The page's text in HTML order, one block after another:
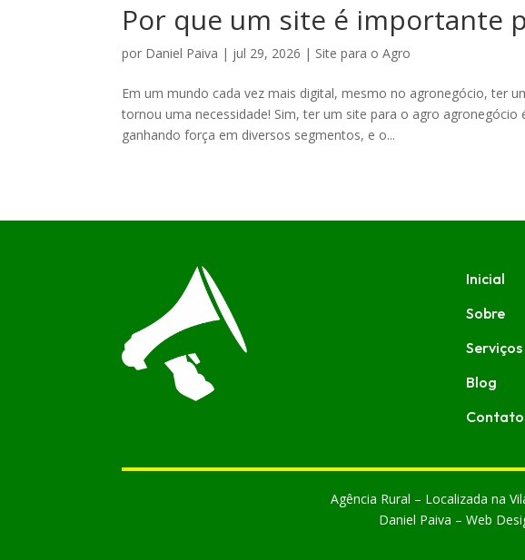
Por que um site é importante
por Daniel Paiva | jul 29, 2026 | Site para o Agro
Em um mundo cada vez mais digital, mesmo no agronegócio, ter
tornou uma necessidade! Sim, ter um site para o agro agronegócio
ganhando força em diversos segmentos, e o...
Inicial
Sobre
Serviços
Blog
Contato
Agência Rural – Localizada na
Daniel Paiva – Web